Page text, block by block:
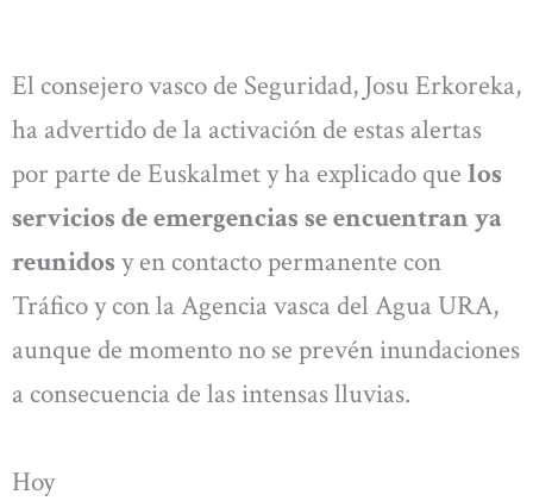
El consejero vasco de Seguridad, Josu Erkoreka,
ha advertido de la activación de estas alertas
por parte de Euskalmet y ha explicado que los
servicios de emergencias se encuentran ya
reunidos y en contacto permanente con
Tráfico y con la Agencia vasca del Agua URA,
aunque de momento no se prevén inundaciones
a consecuencia de las intensas lluvias.
Hoy